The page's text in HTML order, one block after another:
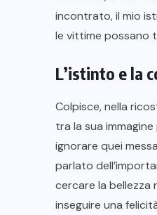
incontrato, il mio
le vittime possano
L’istinto e la
Colpisce, nella
tra la sua
ignorare quei
parlato
cercare la bellezza
inseguire una